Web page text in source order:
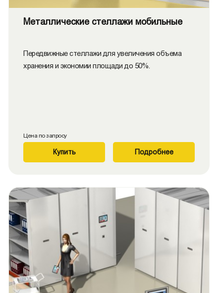
Металлические стеллажи мобильные
Передвижные стеллажи для увеличения объема
хранения и экономии площади до 50%.
Цена по запросу
Купить Подробнее